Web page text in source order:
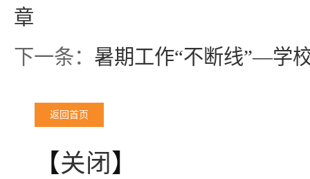
章
下一条： 暑期工作“不断线”—学
返回首页
【关闭 】